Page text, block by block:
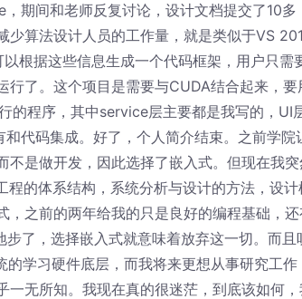
期间和老师反复讨论，设计文档提交了10多
少算法设计人员的工作量，就是类似于VS
根据这些信息生成一个代码框架，用户只需
了。这个项目是需要与CUDA结合起来，要
的程序，其中service层主要都是我写的，UI
代码集成。好了，个人简介结束。之前学院
是做开发，因此选择了嵌入式。但现在我突
的体系结构，系统分析与设计的方法，设计
之前的两年给我的只是良好的编程基础，
了，选择嵌入式就意味着放弃这一切。而且
学习硬件底层，而我将来更想从事研究工作
无所知。我现在真的很迷茫，到底该如何，